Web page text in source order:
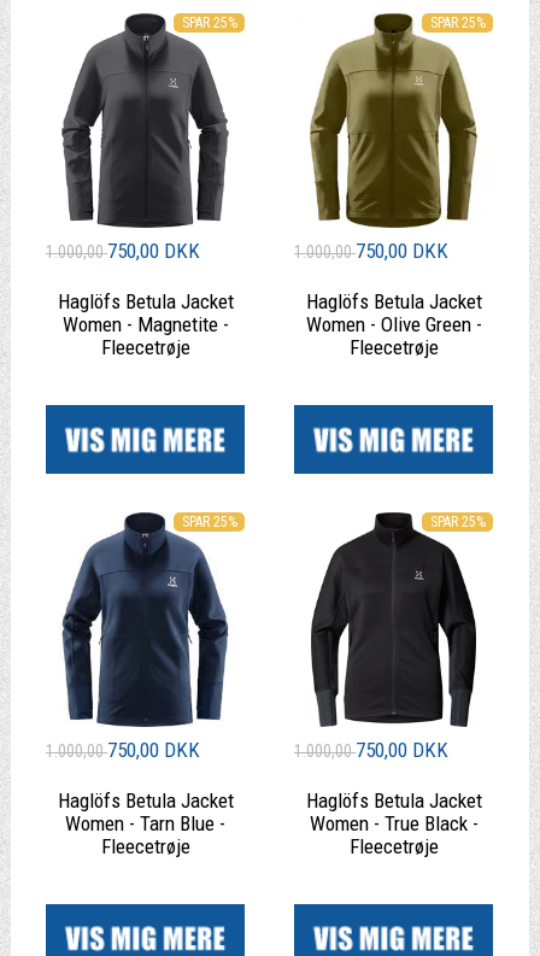
SPAR 25%
1.000,00750,00 DKK
Haglöfs Betula Jacket
Women - Magnetite -
Fleecetrøje
SPAR 25%
1.000,00750,00 DKK
Haglöfs Betula Jacket
Women - Olive Green -
Fleecetrøje
SPAR 25%
1.000,00750,00 DKK
Haglöfs Betula Jacket
Women - Tarn Blue -
Fleecetrøje
SPAR 25%
1.000,00750,00 DKK
Haglöfs Betula Jacket
Women - True Black -
Fleecetrøje